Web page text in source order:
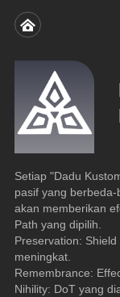
Setiap "Dadu
pasif yang
akan memberikan
Path yang dipilih.
Preservation:
meningkat.
Remembrance:
Nihility: DoT yang